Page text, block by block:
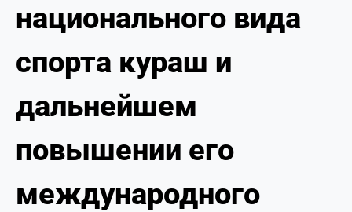
национального вида
спорта кураш и
дальнейшем
повышении его
международного